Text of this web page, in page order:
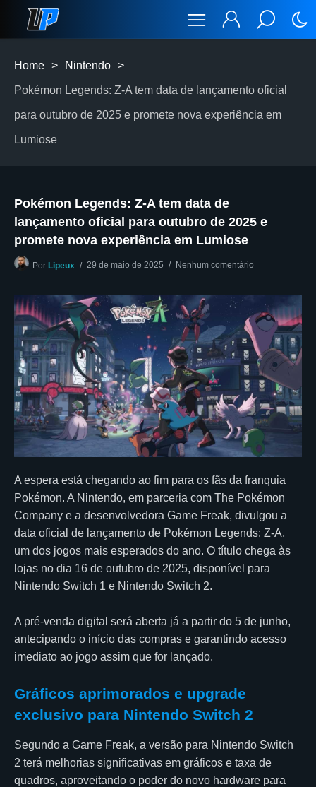
Home > Nintendo >
Pokémon Legends: Z-A tem data de lançamento oficial
para outubro de 2025 e promete nova experiência em
Lumiose
Pokémon Legends: Z-A tem data de
lançamento oficial para outubro de 2025 e
promete nova experiência em Lumiose
Por Lipeux 29 de maio de 2025 Nenhum comentário
A espera está chegando ao fim para os fãs da franquia
Pokémon. A Nintendo, em parceria com The Pokémon
Company e a desenvolvedora Game Freak, divulgou a
data oficial de lançamento de Pokémon Legends: Z-A,
um dos jogos mais esperados do ano. O título chega às
lojas no dia 16 de outubro de 2025, disponível para
Nintendo Switch 1 e Nintendo Switch 2.
A pré-venda digital será aberta já a partir do 5 de junho,
antecipando o início das compras e garantindo acesso
imediato ao jogo assim que for lançado.
Gráficos aprimorados e upgrade
exclusivo para Nintendo Switch 2
Segundo a Game Freak, a versão para Nintendo Switch
2 terá melhorias significativas em gráficos e taxa de
quadros, aproveitando o poder do novo hardware para